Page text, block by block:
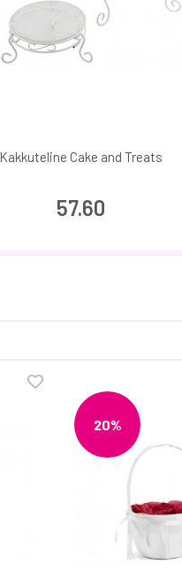
Kakkuteline Cake and Treats
57.60
20%